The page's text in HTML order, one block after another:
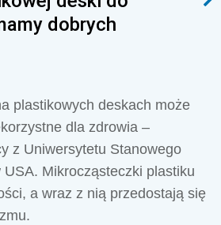
dobrych
plastikowych deskach może
dla zdrowia –
z Uniwersytetu Stanowego
USA. Mikrocząsteczki plastiku
a wraz z nią przedostają się